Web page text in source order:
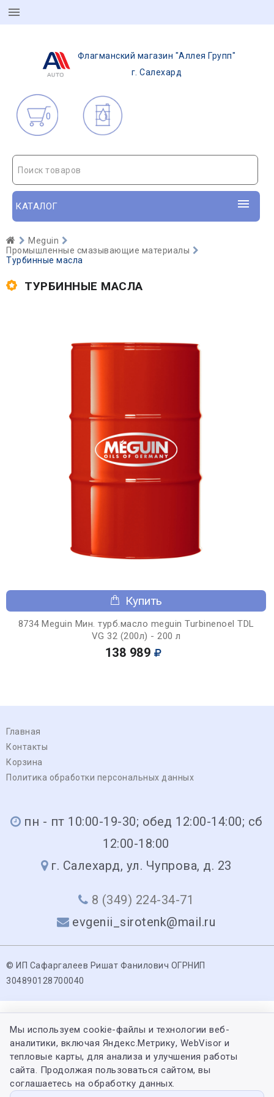
Флагманский магазин "Аллея Групп"
г. Салехард
0
Поиск товаров
КАТАЛОГ
Meguin
Промышленные смазывающие материалы
Турбинные масла
ТУРБИННЫЕ МАСЛА
Купить
8734 Meguin Мин. турб.масло meguin Turbinenoel TDL
VG 32 (200л) - 200 л
138 989
Главная
Контакты
Корзина
Политика обработки персональных данных
пн - пт 10:00-19-30; обед 12:00-14:00; сб
12:00-18:00
г. Салехард, ул. Чупрова, д. 23
8 (349) 224-34-71
evgenii_sirotenk@mail.ru
© ИП Сафаргалеев Ришат Фанилович ОГРНИП
304890128700040
Мы используем cookie-файлы и технологии веб-
аналитики, включая Яндекс.Метрику, WebVisor и
тепловые карты, для анализа и улучшения работы
сайта. Продолжая пользоваться сайтом, вы
соглашаетесь на обработку данных.